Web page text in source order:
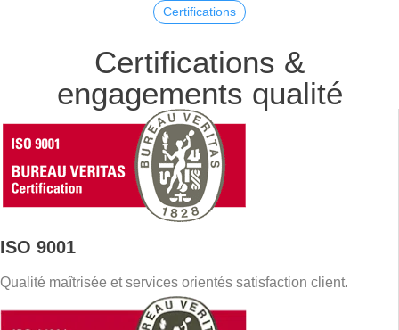
Certifications
Certifications &
engagements qualité
ISO 9001
Qualité maîtrisée et services orientés satisfaction client.